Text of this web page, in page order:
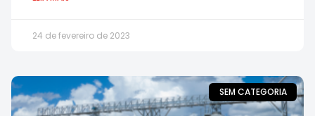
24 de fevereiro de 2023
SEM CATEGORIA